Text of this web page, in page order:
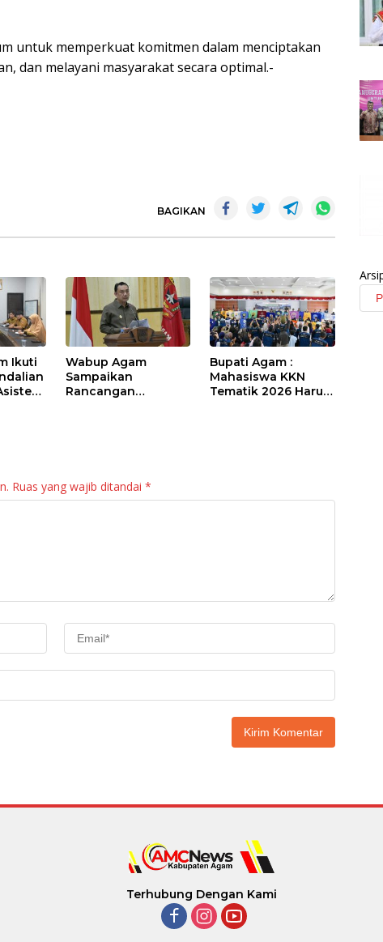
untuk memperkuat komitmen dalam menciptakan
dan melayani masyarakat secara optimal.-
BAGIKAN
Ikuti
Wabup Agam
Sampaikan
Rancangan
Bupati Agam :
Mahasiswa KKN
Tematik 2026 Harus
Ruas yang wajib ditandai *
Terhubung Dengan Kami